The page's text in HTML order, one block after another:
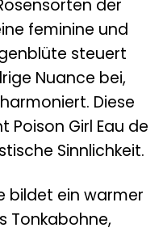
der
feminine und
steuert
Nuance bei,
Diese
Poison Girl Eau de
Sinnlichkeit.
bildet ein warmer
Tonkabohne,